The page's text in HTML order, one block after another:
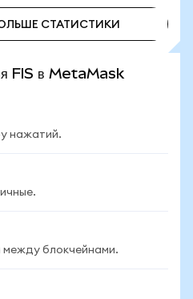
СТАТИСТИКИ
FIS в MetaMask
нажатий.
между блокчейнами.